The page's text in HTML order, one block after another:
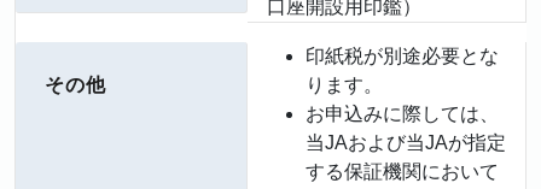
口座開設用印鑑）
その他
印紙税が別途必要とな
ります。
お申込みに際しては、
当JAおよび当JAが指定
する保証機関において